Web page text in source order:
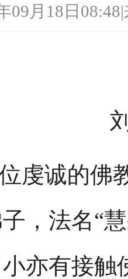
09月18日08:48|
虔诚的佛
，法名“
亦有接